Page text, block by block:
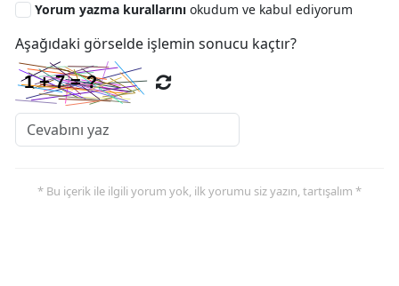
Yorum yazma kurallarını okudum ve kabul ediyorum
Aşağıdaki görselde işlemin sonucu kaçtır?
* Bu içerik ile ilgili yorum yok, ilk yorumu siz yazın, tartışalım *